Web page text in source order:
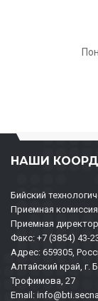
НАШИ
Бийский
Приемная
Приемная
Факс: +7 (3854) 43-
Адрес: 659305,
Алтайский край, г.
Трофимова, 27
Email: